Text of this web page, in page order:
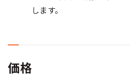
します。
価格